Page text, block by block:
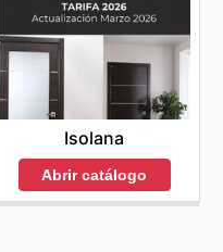
Isolana
Abrir catálogo